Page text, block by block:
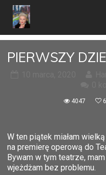
PIERWSZY
4047
W ten piątek miałam
na premierę operową do
Bywam w tym teatrze,
wjeżdżam bez problemu.